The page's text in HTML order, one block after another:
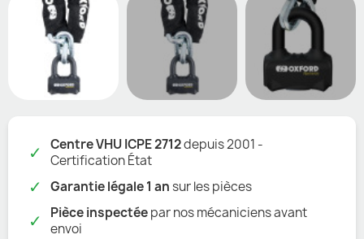
✓ Centre VHU ICPE 2712depuis 2001 -
Certification État
✓ Garantie légale 1 ansur les pièces
✓ Pièce inspectéepar nos mécaniciens avant
envoi